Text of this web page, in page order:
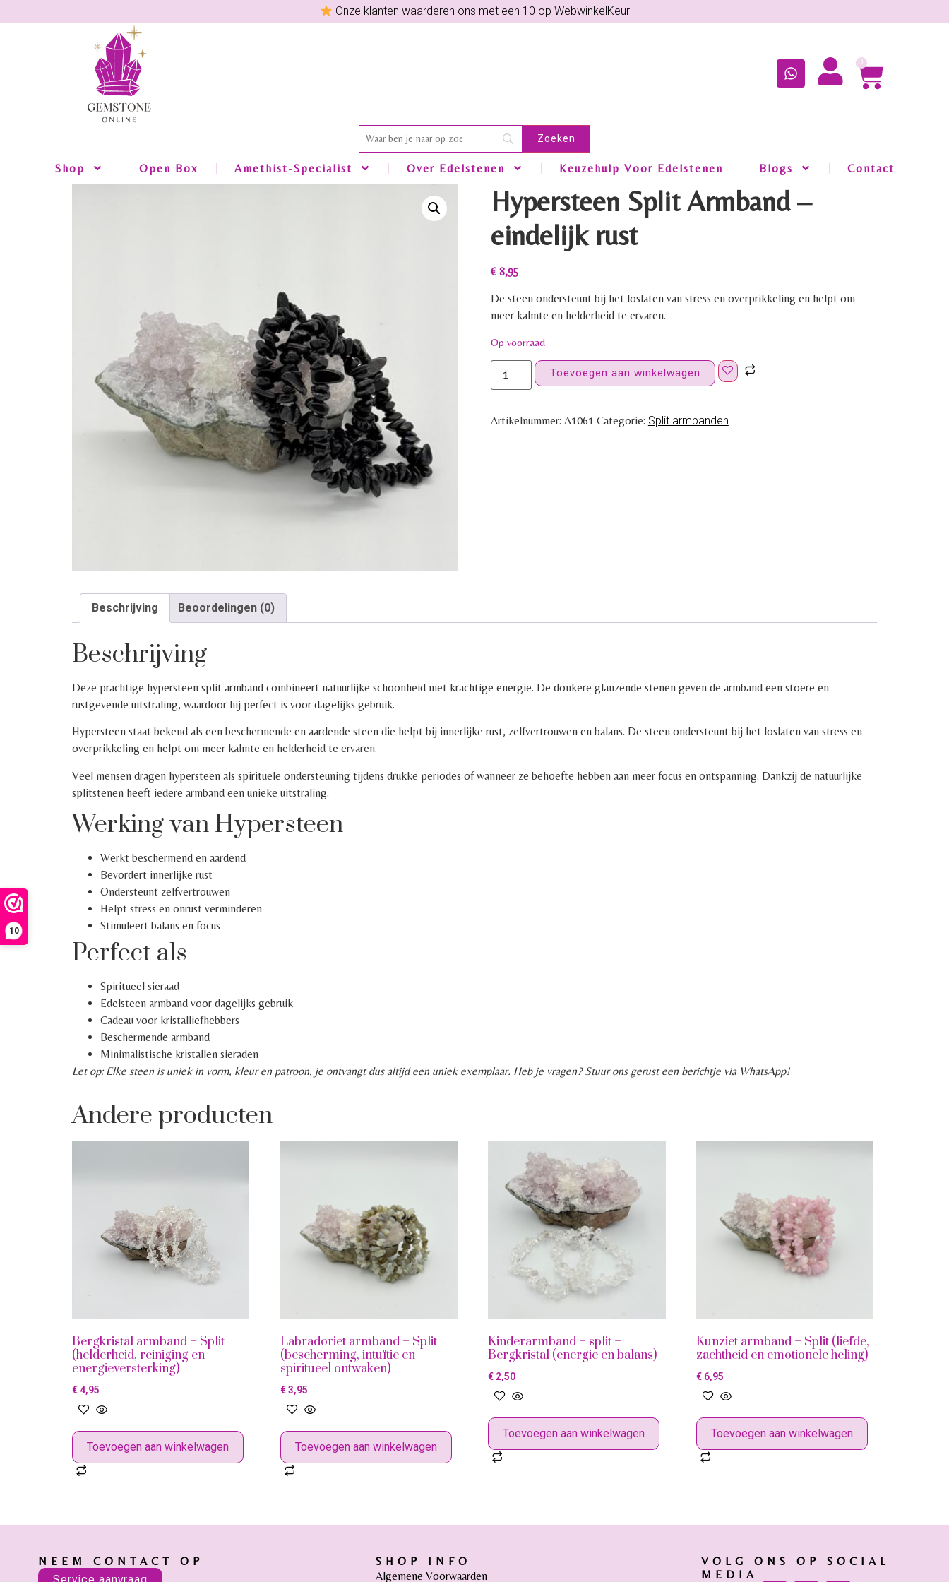
10
Onze klanten waarderen ons met een 10 op WebwinkelKeur
0
Shop Open Box Amethist-Specialist Over Edelstenen Keuzehulp Voor Edelstenen Blogs Contact
Hypersteen Split Armband –
eindelijk rust
€8,95
De steen ondersteunt bij het loslaten van stress en overprikkeling en helpt om
meer kalmte en helderheid te ervaren.
Op voorraad
Toevoegen aan winkelwagen
Artikelnummer: A1061 Categorie: Split armbanden
Beschrijving Beoordelingen (0)
Beschrijving
Deze prachtige hypersteen split armband combineert natuurlijke schoonheid met krachtige energie. De donkere glanzende stenen geven de armband een stoere en
rustgevende uitstraling, waardoor hij perfect is voor dagelijks gebruik.
Hypersteen staat bekend als een beschermende en aardende steen die helpt bij innerlijke rust, zelfvertrouwen en balans. De steen ondersteunt bij het loslaten van stress en
overprikkeling en helpt om meer kalmte en helderheid te ervaren.
Veel mensen dragen hypersteen als spirituele ondersteuning tijdens drukke periodes of wanneer ze behoefte hebben aan meer focus en ontspanning. Dankzij de natuurlijke
splitstenen heeft iedere armband een unieke uitstraling.
Werking van Hypersteen
Werkt beschermend en aardend
Bevordert innerlijke rust
Ondersteunt zelfvertrouwen
Helpt stress en onrust verminderen
Stimuleert balans en focus
Perfect als
Spiritueel sieraad
Edelsteen armband voor dagelijks gebruik
Cadeau voor kristalliefhebbers
Beschermende armband
Minimalistische kristallen sieraden
Let op: Elke steen is uniek in vorm, kleur en patroon, je ontvangt dus altijd een uniek exemplaar. Heb je vragen? Stuur ons gerust een berichtje via WhatsApp!
Andere producten
Bergkristal armband – Split
(helderheid, reiniging en
energieversterking)
€ 4,95
Toevoegen aan winkelwagen
Labradoriet armband – Split
(bescherming, intuïtie en
spiritueel ontwaken)
€3,95
Toevoegen aan winkelwagen
Kinderarmband – split –
Bergkristal (energie en balans)
€ 2,50
Toevoegen aan winkelwagen
Kunziet armband – Split (liefde,
zachtheid en emotionele heling)
€ 6,95
Toevoegen aan winkelwagen
NEEM CONTACT OP
Service aanvraag
SHOP INFO
Algemene Voorwaarden
VOLG ONS OP SOCIAL
MEDIA